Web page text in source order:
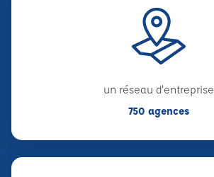
un réseau d'entreprise
750 agences